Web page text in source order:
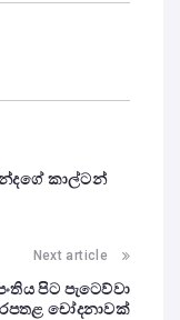
කාල්ටන්
Next article
පිට පැටෙව්වා
චෝදනාවක්